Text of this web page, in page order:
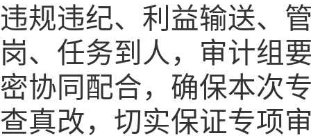
违规违纪、利益输送、
岗、任务到人，审计组
密协同配合，确保本次
查真改，切实保证专项